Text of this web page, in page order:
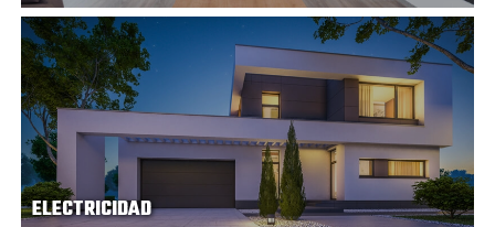
ELECTRICIDAD